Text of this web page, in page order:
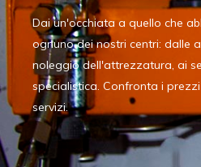
Dai un'occhiata a quello che
ognuno dei nostri centri: dalle
noleggio dell'attrezzatura, ai
specialistica. Confronta i
servizi.